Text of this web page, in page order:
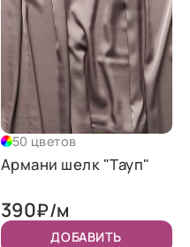
50 цветов
Армани шелк "Тауп"
390₽/м
ДОБАВИТЬ